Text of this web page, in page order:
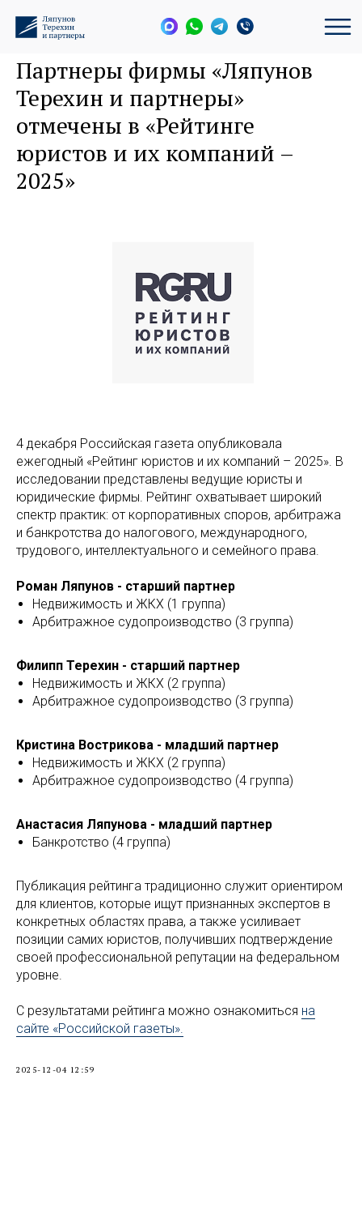
Партнеры фирмы «Ляпунов
Терехин и партнеры»
отмечены в «Рейтинге
юристов и их компаний –
2025»
4 декабря Российская газета опубликовала
ежегодный «Рейтинг юристов и их компаний – 2025». В
исследовании представлены ведущие юристы и
юридические фирмы. Рейтинг охватывает широкий
спектр практик: от корпоративных споров, арбитража
и банкротства до налогового, международного,
трудового, интеллектуального и семейного права.
Роман Ляпунов - старший партнер
Недвижимость и ЖКХ (1 группа)
Арбитражное судопроизводство (3 группа)
Филипп Терехин - старший партнер
Недвижимость и ЖКХ (2 группа)
Арбитражное судопроизводство (3 группа)
Кристина Вострикова - младший партнер
Недвижимость и ЖКХ (2 группа)
Арбитражное судопроизводство (4 группа)
Анастасия Ляпунова - младший партнер
Банкротство (4 группа)
Публикация рейтинга традиционно служит ориентиром
для клиентов, которые ищут признанных экспертов в
конкретных областях права, а также усиливает
позиции самих юристов, получивших подтверждение
своей профессиональной репутации на федеральном
уровне.
С результатами рейтинга можно ознакомиться на
сайте «Российской газеты».
2025-12-04 12:59